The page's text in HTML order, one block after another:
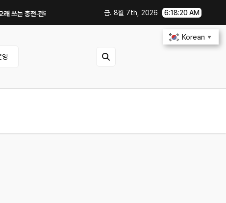
전·관리 습관｜주행거리 불안 줄이는 현실적인 방법 iOS 27·Android 17 최
금. 8월 7th, 2026 6:18:21 AM
영
Korean ▼